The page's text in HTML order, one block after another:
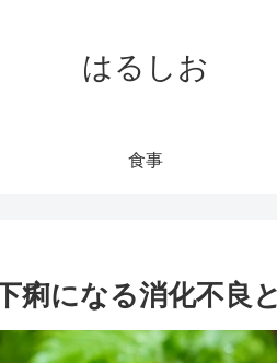
はるしお
食事
痢になる消化不良